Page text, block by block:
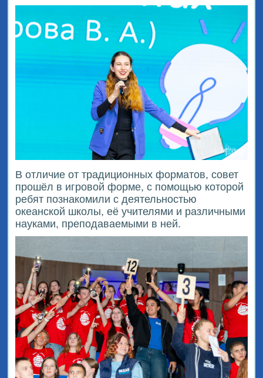
В отличие от традиционных форматов, совет
прошёл в игровой форме, с помощью которой
ребят познакомили с деятельностью
океанской школы, её учителями и различными
науками, преподаваемыми в ней.